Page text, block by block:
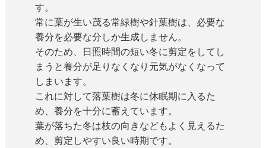
す。
常に葉が生い茂る常緑樹や針葉樹は、必要な
養分を必要な分しか生成しません。
そのため、日照時間の短い冬に剪定をしてし
まうと養分が足りなくなり元気がなくなって
しまいます。
これに対して落葉樹は冬に休眠期に入るた
め、養分を十分に蓄えています。
葉が落ちた冬は枝の向きなどもよく見えるた
め、剪定しやすい良い時期です。